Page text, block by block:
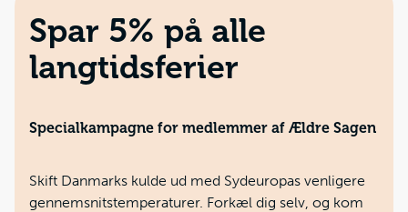
Spar 5% på alle
langtidsferier
Specialkampagne for medlemmer af Ældre Sagen
Skift Danmarks kulde ud med Sydeuropas venligere
gennemsnitstemperaturer. Forkæl dig selv, og kom